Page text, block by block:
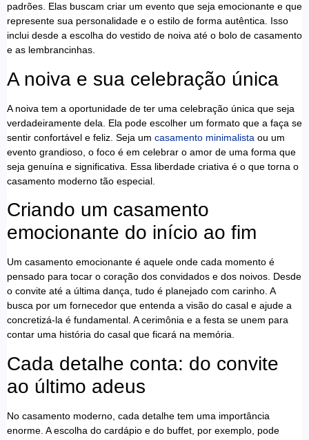
padrões. Elas buscam criar um evento que seja emocionante e que
represente sua personalidade e o estilo de forma autêntica. Isso
inclui desde a escolha do vestido de noiva até o bolo de casamento
e as lembrancinhas.
A noiva e sua celebração única
A noiva tem a oportunidade de ter uma celebração única que seja
verdadeiramente dela. Ela pode escolher um formato que a faça se
sentir confortável e feliz. Seja um casamento minimalista ou um
evento grandioso, o foco é em celebrar o amor de uma forma que
seja genuína e significativa. Essa liberdade criativa é o que torna o
casamento moderno tão especial.
Criando um casamento
emocionante do início ao fim
Um casamento emocionante é aquele onde cada momento é
pensado para tocar o coração dos convidados e dos noivos. Desde
o convite até a última dança, tudo é planejado com carinho. A
busca por um fornecedor que entenda a visão do casal e ajude a
concretizá-la é fundamental. A cerimônia e a festa se unem para
contar uma história do casal que ficará na memória.
Cada detalhe conta: do convite
ao último adeus
No casamento moderno, cada detalhe tem uma importância
enorme. A escolha do cardápio e do buffet, por exemplo, pode